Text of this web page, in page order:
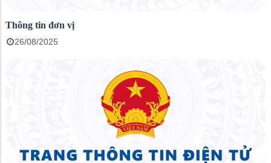
Thông tin đơn vị
26/08/2025